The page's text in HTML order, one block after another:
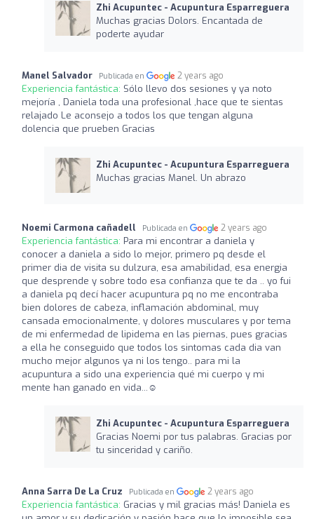
Zhi Acupuntec - Acupuntura Esparreguera
Muchas gracias Dolors. Encantada de
poderte ayudar
Manel Salvador Publicada en 2 years ago
Experiencia fantástica: Sólo llevo dos sesiones y ya noto
mejoría , Daniela toda una profesional ,hace que te sientas
relajado Le aconsejo a todos los que tengan alguna
dolencia que prueben Gracias
Zhi Acupuntec - Acupuntura Esparreguera
Muchas gracias Manel. Un abrazo
Noemi Carmona cañadell Publicada en 2 years ago
Experiencia fantástica: Para mi encontrar a daniela y
conocer a daniela a sido lo mejor, primero pq desde el
primer dia de visita su dulzura, esa amabilidad, esa energia
que desprende y sobre todo esa confianza que te da .. yo fui
a daniela pq decí hacer acupuntura pq no me encontraba
bien dolores de cabeza, inflamación abdominal, muy
cansada emocionalmente, y dolores musculares y por tema
de mi enfermedad de lipidema en las piernas, pues gracias
a ella he conseguido que todos los sintomas cada dia van
mucho mejor algunos ya ni los tengo.. para mi la
acupuntura a sido una experiencia qué mi cuerpo y mi
mente han ganado en vida...☺️
Zhi Acupuntec - Acupuntura Esparreguera
Gracias Noemi por tus palabras. Gracias por
tu sinceridad y cariño.
Anna Sarra De La Cruz Publicada en 2 years ago
Experiencia fantástica: Gracias y mil gracias más! Daniela es